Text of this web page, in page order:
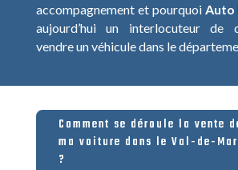
accompagnement et pourquoi Auto
aujourd’hui un interlocuteur de
vendre un véhicule dans le
Comment se déroule la vente
ma voiture dans le Val-de-
?